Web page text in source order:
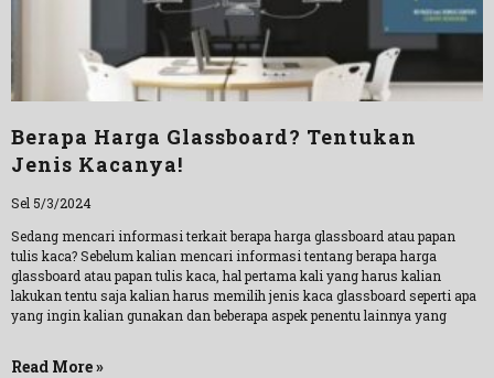
Berapa Harga Glassboard? Tentukan
Jenis Kacanya!
Sel 5/3/2024
Sedang mencari informasi terkait berapa harga glassboard atau papan
tulis kaca? Sebelum kalian mencari informasi tentang berapa harga
glassboard atau papan tulis kaca, hal pertama kali yang harus kalian
lakukan tentu saja kalian harus memilih jenis kaca glassboard seperti apa
yang ingin kalian gunakan dan beberapa aspek penentu lainnya yang
Read More »